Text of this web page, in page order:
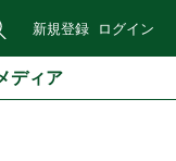
新規登録 ログイン
ディア